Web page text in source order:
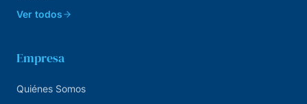
Ver todos
Empresa
Quiénes Somos